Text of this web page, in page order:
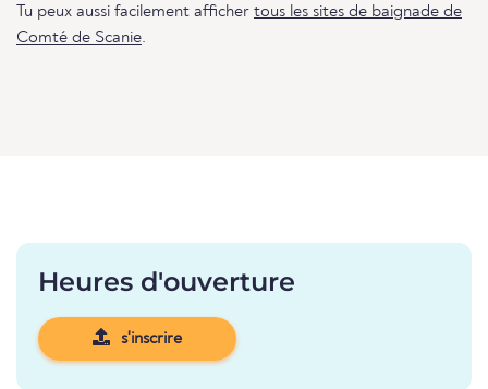
Tu peux aussi facilement afficher tous les sites de baignade de
Comté de Scanie.
Heures d'ouverture
s'inscrire